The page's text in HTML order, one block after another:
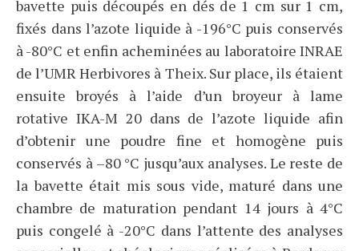
bavette puis découpés en dés de 1 cm sur 1 cm,
fixés dans l’azote liquide à -196°C puis conservés
à -80°C et enfin acheminées au laboratoire INRAE
de l’UMR Herbivores à Theix. Sur place, ils étaient
ensuite broyés à l’aide d’un broyeur à lame
rotative IKA-M 20 dans de l’azote liquide afin
d’obtenir une poudre fine et homogène puis
conservés à –80 °C jusqu’aux analyses. Le reste de
la bavette était mis sous vide, maturé dans une
chambre de maturation pendant 14 jours à 4°C
puis congelé à -20°C dans l’attente des analyses